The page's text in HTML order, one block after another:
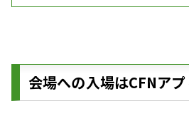
会場への入場はCFNアプ